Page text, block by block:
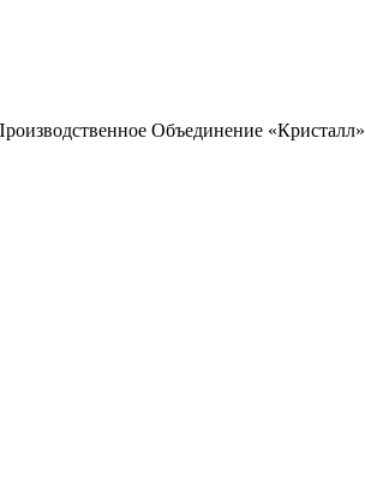
Объединение «Кристалл»